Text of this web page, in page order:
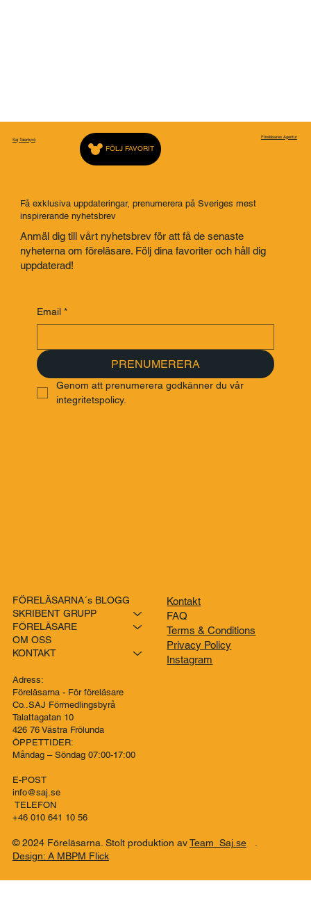
Saj Talarbyrå Föreläsares Agentur
FÖLJ FAVORIT
Få exklusiva uppdateringar, prenumerera på Sveriges mest
inspirerande nyhetsbrev
Anmäl dig till vårt nyhetsbrev för att få de senaste
nyheterna om föreläsare. Följ dina favoriter och håll dig
uppdaterad!
Email *
PRENUMERERA
Genom att prenumerera godkänner du vår
integritetspolicy.
FÖRELÄSARNA´s BLOGG
SKRIBENT GRUPP
FÖRELÄSARE
OM OSS
KONTAKT
Adress:
Föreläsarna - För föreläsare
Co..SAJ Förmedlingsbyrå
Talattagatan 10
426 76 Västra Frölunda
ÖPPETTIDER:
Måndag – Söndag 07:00-17:00
E-POST
info@saj.se
TELEFON
+46 010 641 10 56
Kontakt
FAQ
Terms & Conditions
Privacy Policy
Instagram
© 2024 Föreläsarna. Stolt produktion avTeam Saj.se.
Design: A MBPM Flick